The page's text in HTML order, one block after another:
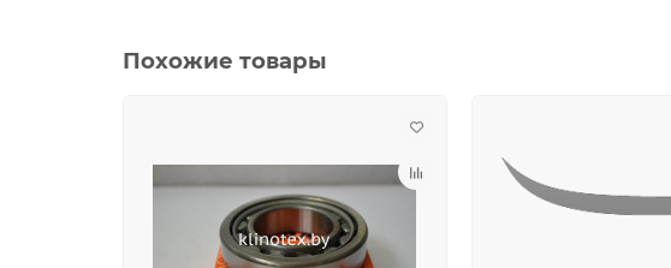
Похожие товары